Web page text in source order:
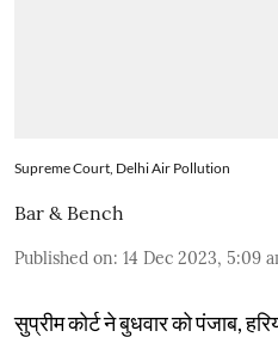
Supreme Court, Delhi Air Pollution
Bar & Bench
Published on: 14 Dec 2023, 5:09
सुप्रीम कोर्ट ने बुधवार को पंजाब,